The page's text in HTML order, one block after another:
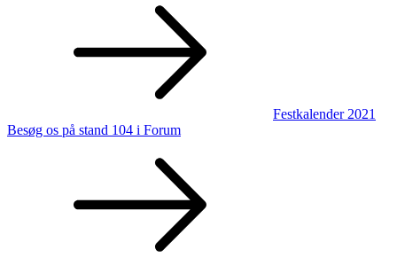
Festkalender 2021
Besøg os på stand 104 i Forum